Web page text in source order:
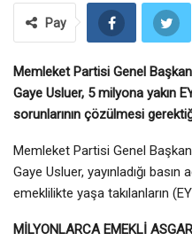
Pay
Memleket Partisi Genel
Gaye Usluer, 5 milyona yakın
sorunlarının çözülmesi
Memleket Partisi Genel
Gaye Usluer, yayınladığı
emeklilikte yaşa takılanların
MİLYONLARCA EMEKLİ